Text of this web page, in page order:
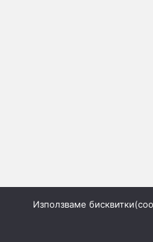
Използваме